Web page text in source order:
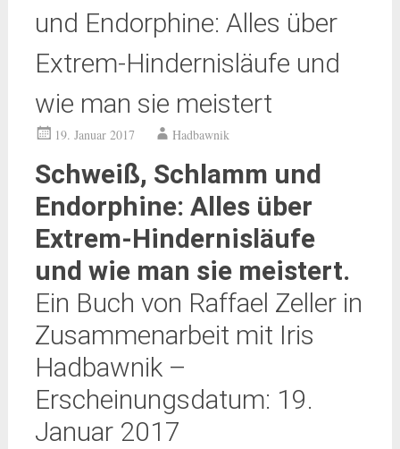
und Endorphine: Alles über
Extrem-Hindernisläufe und
wie man sie meistert
19. Januar 2017 Hadbawnik
Schweiß, Schlamm und
Endorphine: Alles über
Extrem-Hindernisläufe
und wie man sie meistert.
Ein Buch von Raffael Zeller in
Zusammenarbeit mit Iris
Hadbawnik –
Erscheinungsdatum: 19.
Januar 2017